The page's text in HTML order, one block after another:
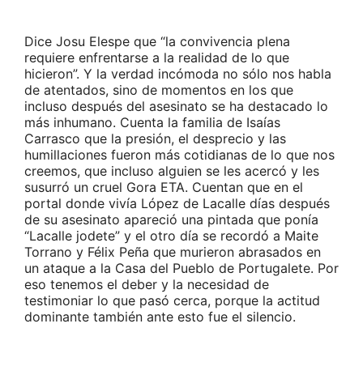
Dice Josu Elespe que “la convivencia plena
requiere enfrentarse a la realidad de lo que
hicieron”. Y la verdad incómoda no sólo nos habla
de atentados, sino de momentos en los que
incluso después del asesinato se ha destacado lo
más inhumano. Cuenta la familia de Isaías
Carrasco que la presión, el desprecio y las
humillaciones fueron más cotidianas de lo que nos
creemos, que incluso alguien se les acercó y les
susurró un cruel Gora ETA. Cuentan que en el
portal donde vivía López de Lacalle días después
de su asesinato apareció una pintada que ponía
“Lacalle jodete” y el otro día se recordó a Maite
Torrano y Félix Peña que murieron abrasados en
un ataque a la Casa del Pueblo de Portugalete. Por
eso tenemos el deber y la necesidad de
testimoniar lo que pasó cerca, porque la actitud
dominante también ante esto fue el silencio.